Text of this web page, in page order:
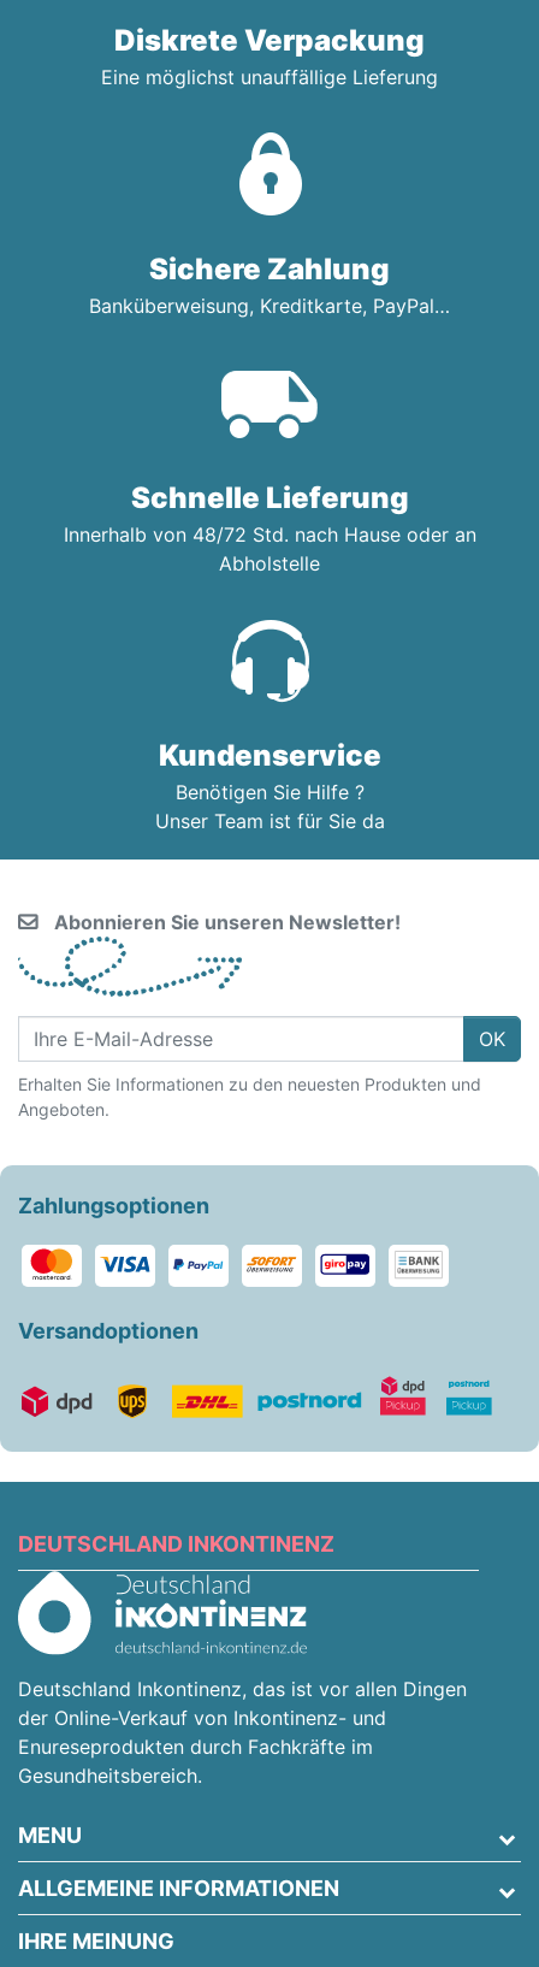
Diskrete Verpackung
Eine möglichst unauffällige Lieferung
Sichere Zahlung
Banküberweisung, Kreditkarte, PayPal…
Schnelle Lieferung
Innerhalb von 48/72 Std. nach Hause oder an
Abholstelle
Kundenservice
Benötigen Sie Hilfe ?
Unser Team ist für Sie da
Abonnieren Sie unseren Newsletter!
OK
Erhalten Sie Informationen zu den neuesten Produkten und
Angeboten.
Zahlungsoptionen
Versandoptionen
DEUTSCHLAND INKONTINENZ
Deutschland Inkontinenz, das ist vor allen Dingen
der Online-Verkauf von Inkontinenz- und
Enureseprodukten durch Fachkräfte im
Gesundheitsbereich.
MENU
ALLGEMEINE INFORMATIONEN
IHRE MEINUNG